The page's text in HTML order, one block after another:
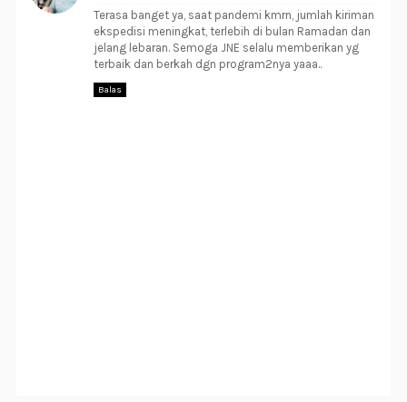
Terasa banget ya, saat pandemi kmrn, jumlah kiriman
ekspedisi meningkat, terlebih di bulan Ramadan dan
jelang lebaran. Semoga JNE selalu memberikan yg
terbaik dan berkah dgn program2nya yaaa..
Balas